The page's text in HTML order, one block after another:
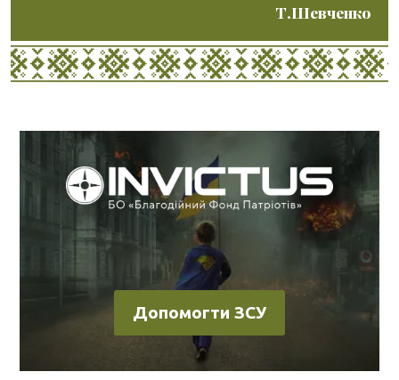
Т.Шевченко
Допомогти ЗСУ